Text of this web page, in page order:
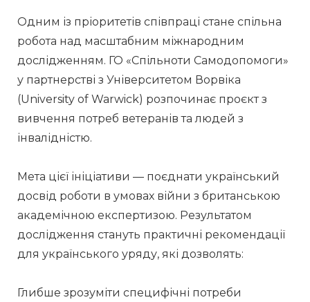
Одним із пріоритетів співпраці стане спільна
робота над масштабним міжнародним
дослідженням. ГО «Спільноти Самодопомоги»
у партнерстві з Університетом Ворвіка
(University of Warwick) розпочинає проєкт з
вивчення потреб ветеранів та людей з
інвалідністю.
Мета цієї ініціативи — поєднати український
досвід роботи в умовах війни з британською
академічною експертизою. Результатом
дослідження стануть практичні рекомендації
для українського уряду, які дозволять:
Глибше зрозуміти специфічні потреби